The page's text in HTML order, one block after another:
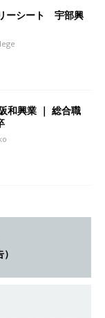
30万+手当、1年目で
年間休日120～125日
与年4回・年間休日
ーシート 宇部興
和興業 ｜ 総合職